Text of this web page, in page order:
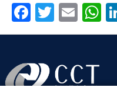
Facebook
Twitter